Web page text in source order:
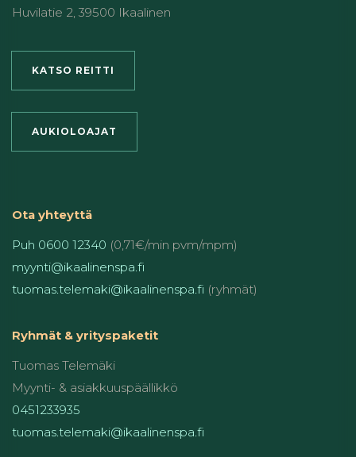
Huvilatie 2, 39500 Ikaalinen
KATSO REITTI
AUKIOLOAJAT
Ota yhteyttä
Puh 0600 12340 (0,71€/min pvm/mpm)
myynti@ikaalinenspa.fi
tuomas.telemaki@ikaalinenspa.fi (ryhmät)
Ryhmät & yrityspaketit
Tuomas Telemäki
Myynti- & asiakkuuspäällikkö
0451233935
tuomas.telemaki@ikaalinenspa.fi